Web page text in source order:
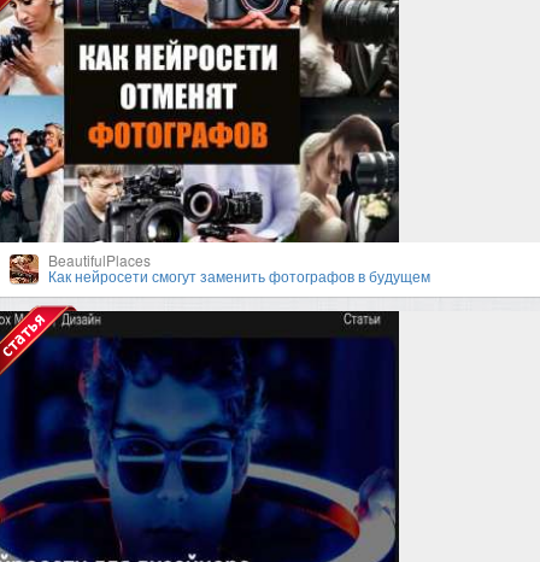
BeautifulPlaces
Как нейросети смогут заменить фотографов в будущем